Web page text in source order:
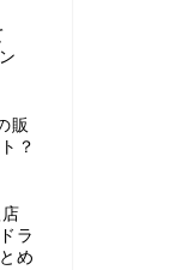
販
？
ラ
め